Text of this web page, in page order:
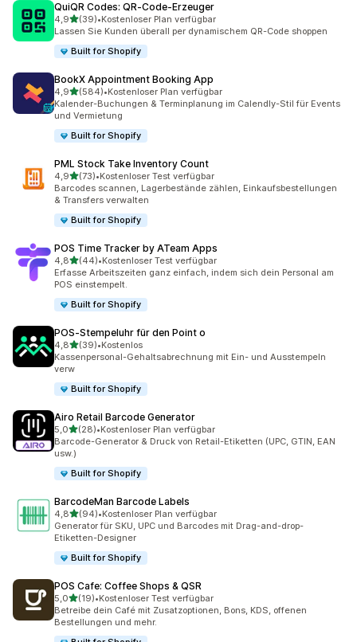
QuiQR Codes: QR‑Code‑Erzeuger
4,9von 5 Sternen
(39)
39 Rezensionen insgesamt
•Kostenloser Plan verfügbar
Lassen Sie Kunden überall per dynamischem QR-Code shoppen
Built for Shopify
BookX Appointment Booking App
4,9von 5 Sternen
(584)
584 Rezensionen insgesamt
•Kostenloser Plan verfügbar
Kalender-Buchungen & Terminplanung im Calendly-Stil für Events
und Vermietung
Built for Shopify
PML Stock Take Inventory Count
4,9von 5 Sternen
(73)
73 Rezensionen insgesamt
•Kostenloser Test verfügbar
Barcodes scannen, Lagerbestände zählen, Einkaufsbestellungen
& Transfers verwalten
Built for Shopify
POS Time Tracker by ATeam Apps
4,8von 5 Sternen
(44)
44 Rezensionen insgesamt
•Kostenloser Test verfügbar
Erfasse Arbeitszeiten ganz einfach, indem sich dein Personal am
POS einstempelt.
Built for Shopify
POS‑Stempeluhr für den Point o
4,8von 5 Sternen
(39)
39 Rezensionen insgesamt
•Kostenlos
Kassenpersonal-Gehaltsabrechnung mit Ein- und Ausstempeln
verw
Built for Shopify
Airo Retail Barcode Generator
5,0von 5 Sternen
(28)
28 Rezensionen insgesamt
•Kostenloser Plan verfügbar
Barcode-Generator & Druck von Retail-Etiketten (UPC, GTIN, EAN
usw.)
Built for Shopify
BarcodeMan Barcode Labels
4,8von 5 Sternen
(94)
94 Rezensionen insgesamt
•Kostenloser Plan verfügbar
Generator für SKU, UPC und Barcodes mit Drag-and-drop-
Etiketten-Designer
Built for Shopify
POS Cafe: Coffee Shops & QSR
5,0von 5 Sternen
(19)
19 Rezensionen insgesamt
•Kostenloser Test verfügbar
Betreibe dein Café mit Zusatzoptionen, Bons, KDS, offenen
Bestellungen und mehr.